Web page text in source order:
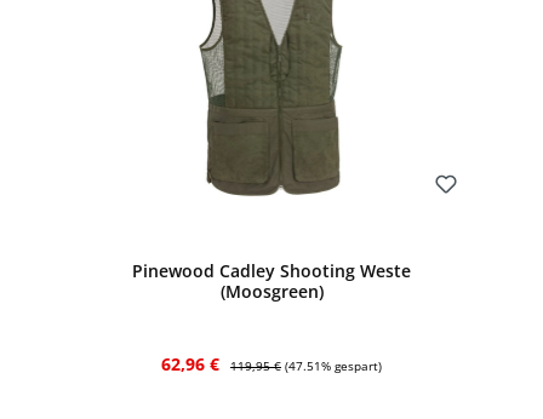
Pinewood Cadley Shooting Weste
(Moosgreen)
Verkaufspreis:
62,96 € Regulärer Preis:
119,95 € (47.51% gespart)